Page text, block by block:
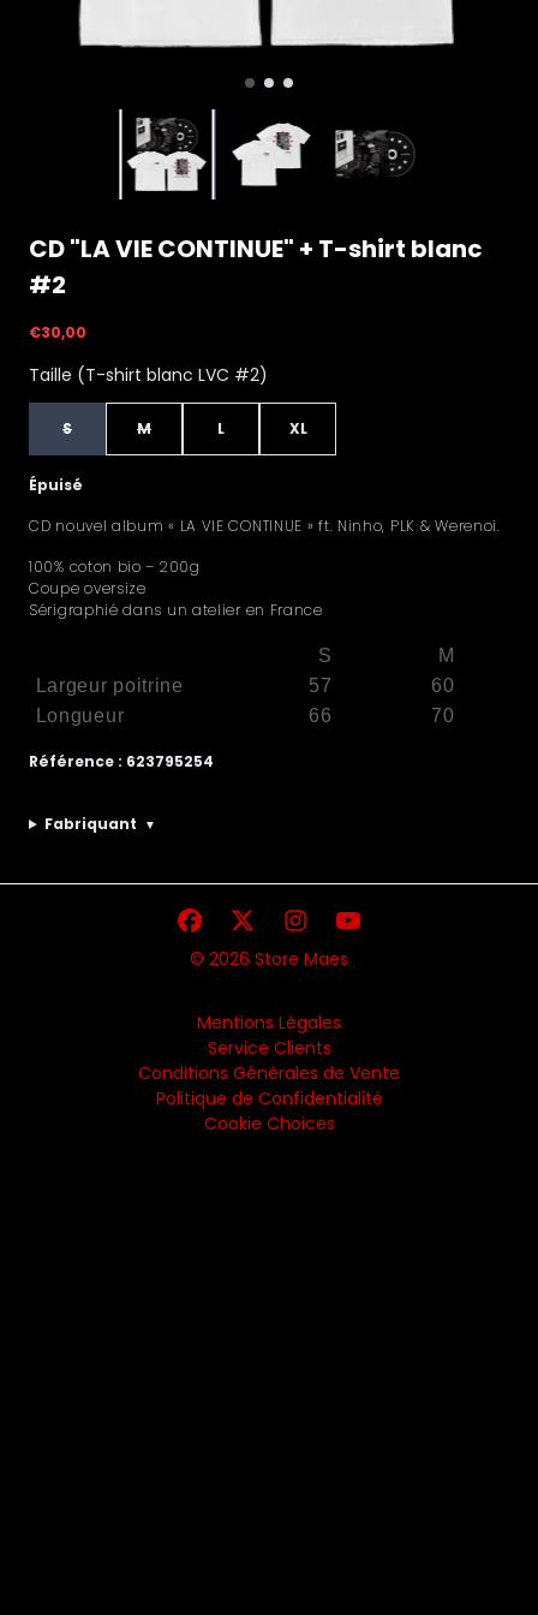
CD "LA VIE CONTINUE" + T-shirt blanc
#2
€30,00
Taille (T-shirt blanc LVC #2)
S M L XL
Épuisé
CD nouvel album « LA VIE CONTINUE » ft. Ninho, PLK & Werenoi.
100% coton bio – 200g
Coupe oversize
Sérigraphié dans un atelier en France
S
M
Largeur poitrine
57
60
Longueur
66 70
Référence : 623795254
Fabriquant ▼
© 2026 Store Maes
Mentions Légales
Service Clients
Conditions Générales de Vente
Politique de Confidentialité
Cookie Choices